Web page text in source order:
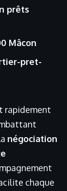
prêts
Mâcon
pret-
rapidement
négociation
chaque